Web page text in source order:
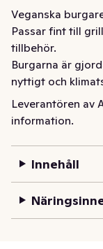
Veganska
Passar fint till
tillbehör.
Burgarna är
nyttigt och
Leverantören av
information.
Innehåll